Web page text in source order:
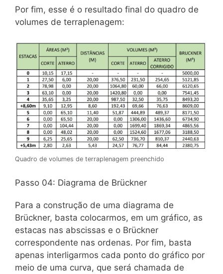
Por fim, esse é o resultado final do quadro de
volumes de terraplenagem:
Quadro de volumes de terraplenagem preenchido
Passo 04: Diagrama de Brückner
Para a construção de uma diagrama de
Brückner, basta colocarmos, em um gráfico, as
estacas nas abscissas e o Brückner
correspondente nas ordenas. Por fim, basta
apenas interligarmos cada ponto do gráfico por
meio de uma curva, que será chamada de